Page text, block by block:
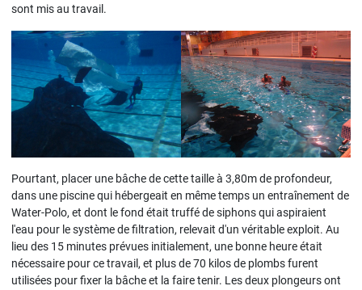
sont mis au travail.
Pourtant, placer une bâche de cette taille à 3,80m de profondeur,
dans une piscine qui hébergeait en même temps un entraînement de
Water-Polo, et dont le fond était truffé de siphons qui aspiraient
l'eau pour le système de filtration, relevait d'un véritable exploit. Au
lieu des 15 minutes prévues initialement, une bonne heure était
nécessaire pour ce travail, et plus de 70 kilos de plombs furent
utilisées pour fixer la bâche et la faire tenir. Les deux plongeurs ont